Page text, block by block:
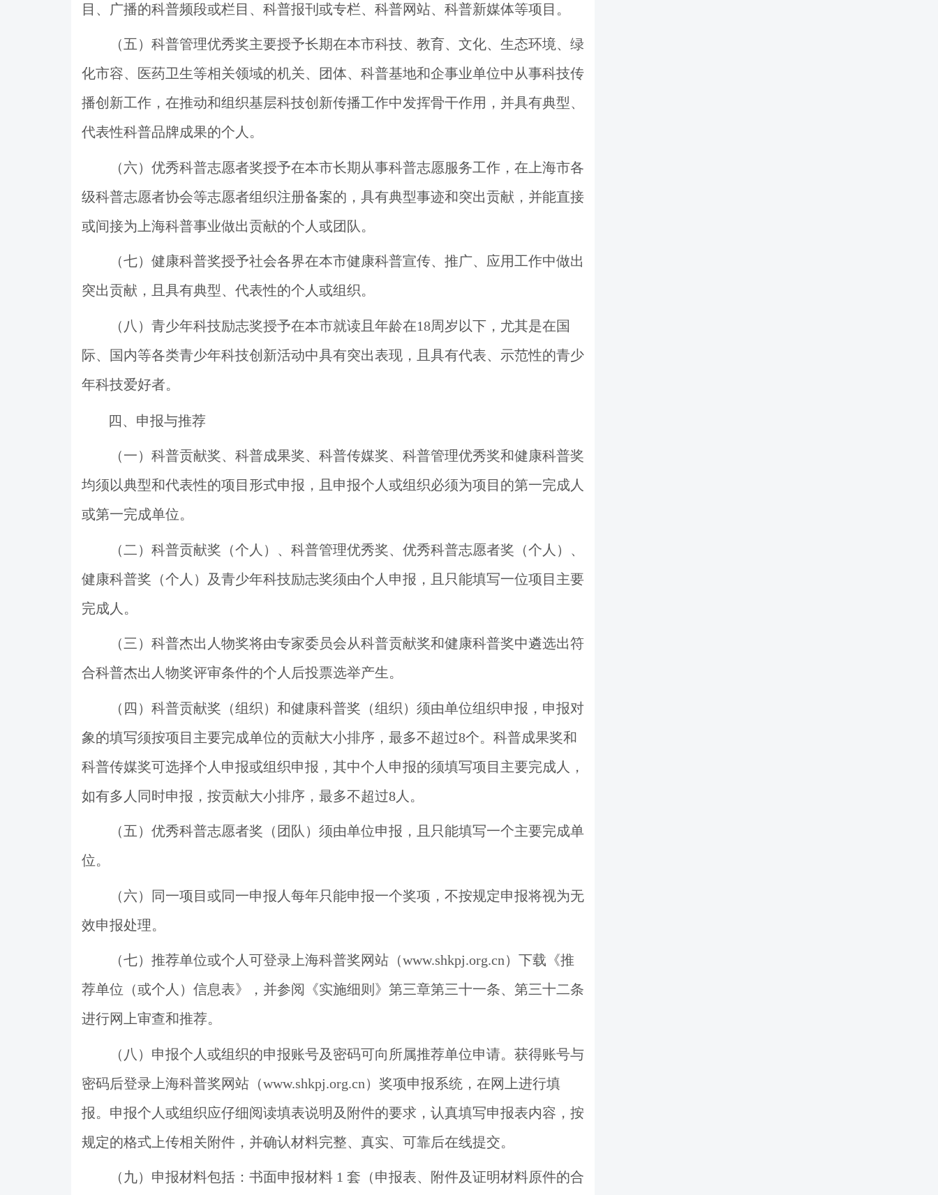
目、广播的科普频段或栏目、科普报刊或专栏、科普网站、科普新媒体等项目。
（五）科普管理优秀奖主要授予长期在本市科技、教育、文化、生态环境、绿
化市容、医药卫生等相关领域的机关、团体、 科普基地和企事业单位中从事科技传
播创新工作，在推动和组织基层科技创新传播工作中发挥骨干作用 ，并具有典型、
代表性科普品牌成果的个人。
（六）优秀科普志愿者奖授予在本市长期从事科普志愿服务工作， 在上海市各
级科普志愿者协会等志愿者组织注册备案的，具有典型事迹和突出贡献，并能直接
或间接为上海科普事业做出贡献的个人或团队。
（七）健康科普奖授予社会各界在本市健康科普宣传、推广、应用工作中做出
突出贡献，且具有典型、代表性的个人或组织。
（八）青少年科技励志奖授予在本市就读且年龄在18周岁以下，尤其是在国
际、 国内等各类青少年科技创新活动中具有突出表现 ， 且 具有代表、 示范性的青少
年科技爱好者。
四、申报与推荐
（一）科普贡献奖、科普成果奖、科普传媒奖、科普管理优秀奖和健康科普奖
均须以典型和代表性的项目形式申报，且申报个人或组织必须为项目的第一完成人
或第一完成单位。
（二）科普贡献奖（个人）、科普管理优秀奖、优秀科普志愿者奖（个人）、
健康科普奖（个人）及青少年科技励志奖须由个人申报，且只能填写一位项目主要
完成人。
（三）科普杰出人物奖将由专家委员会从科普贡献奖和健康科普奖中遴选出符
合科普杰出人物奖评审条件的个人后投票选举产生。
（四）科普贡献奖（组织）和健康科普奖（组织）须由单位组织申报，申报对
象的填写须按项目主要完成单位的贡献大小排序，最多不超过8个。科普成果奖和
科普传媒奖可选择个人申报或组织申报，其中个人申报的须填写项目主要完成人，
如有多人同时申报，按贡献大小排序，最多不超过8人。
（五）优秀科普志愿者奖（团队）须由单位申报，且只能填写一个主要完成单
位。
（六）同一项目或同一申报人每年只能申报一个奖项，不按规定申报将视为无
效申报处理。
（七）推荐单位或个人可登录上海科普奖网站（www.shkpj.org.cn）下载《推
荐单位（或个人）信息表》，并参阅《实施细则》第三章第三十一条、第三十二条
进行网上审查和推荐。
（八）申报个人或组织的申报账号及密码可向所属推荐单位申请。获得账号与
密码后登录上海科普奖网站（www.shkpj.org.cn）奖项申报系统，在网上进行填
报。申报个人或组织应仔细阅读填表说明及附件的要求，认真填写申报表内容，按
规定的格式上传相关附件，并确认材料完整、真实、可靠后在线提交。
（九）申报材料包括：书面申报材料 1 套（申报表、附件及证明材料原件的合